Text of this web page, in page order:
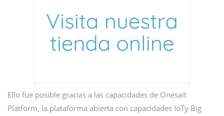
Ello fue posible gracias a las capacidades de Onesait
Platform, la plataforma abierta con capacidades IoTy Big